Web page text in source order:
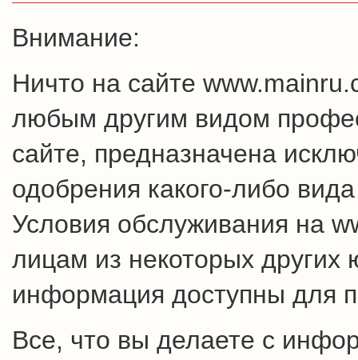
Внимание:
Ничто на сайте
любым другим видом
сайте, предназначена
одобрения какого-либо
Условия обслуживания на
лицам из некоторых других
информация доступны для
Все, что вы делаете с